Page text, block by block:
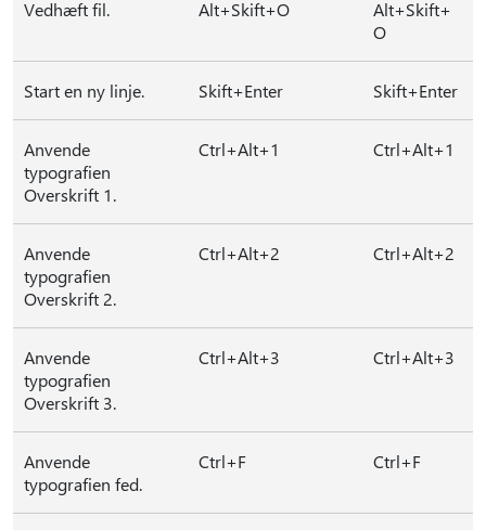
Vedhæft fil. Alt+Skift+O
Alt+Skift+
O
Start en ny linje. Skift+Enter Skift+Enter
Anvende
typografien
Overskrift 1.
Ctrl+Alt+1 Ctrl+Alt+1
Anvende
typografien
Overskrift 2.
Ctrl+Alt+2 Ctrl+Alt+2
Anvende
typografien
Overskrift 3.
Ctrl+Alt+3 Ctrl+Alt+3
Anvende
typografien fed.
Ctrl+F Ctrl+F